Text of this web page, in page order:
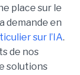
place sur le
demande en
sur l’IA.
de nos
solutions